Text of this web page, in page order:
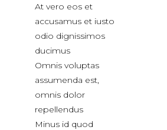
At vero eos et
accusamus et iusto
odio dignissimos
ducimus
Omnis voluptas
assumenda est,
omnis dolor
repellendus
Minus id quod